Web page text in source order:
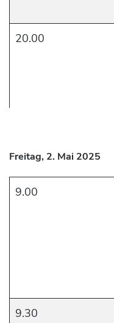
20.00
Freitag, 2. Mai 2025
9.00
9.30